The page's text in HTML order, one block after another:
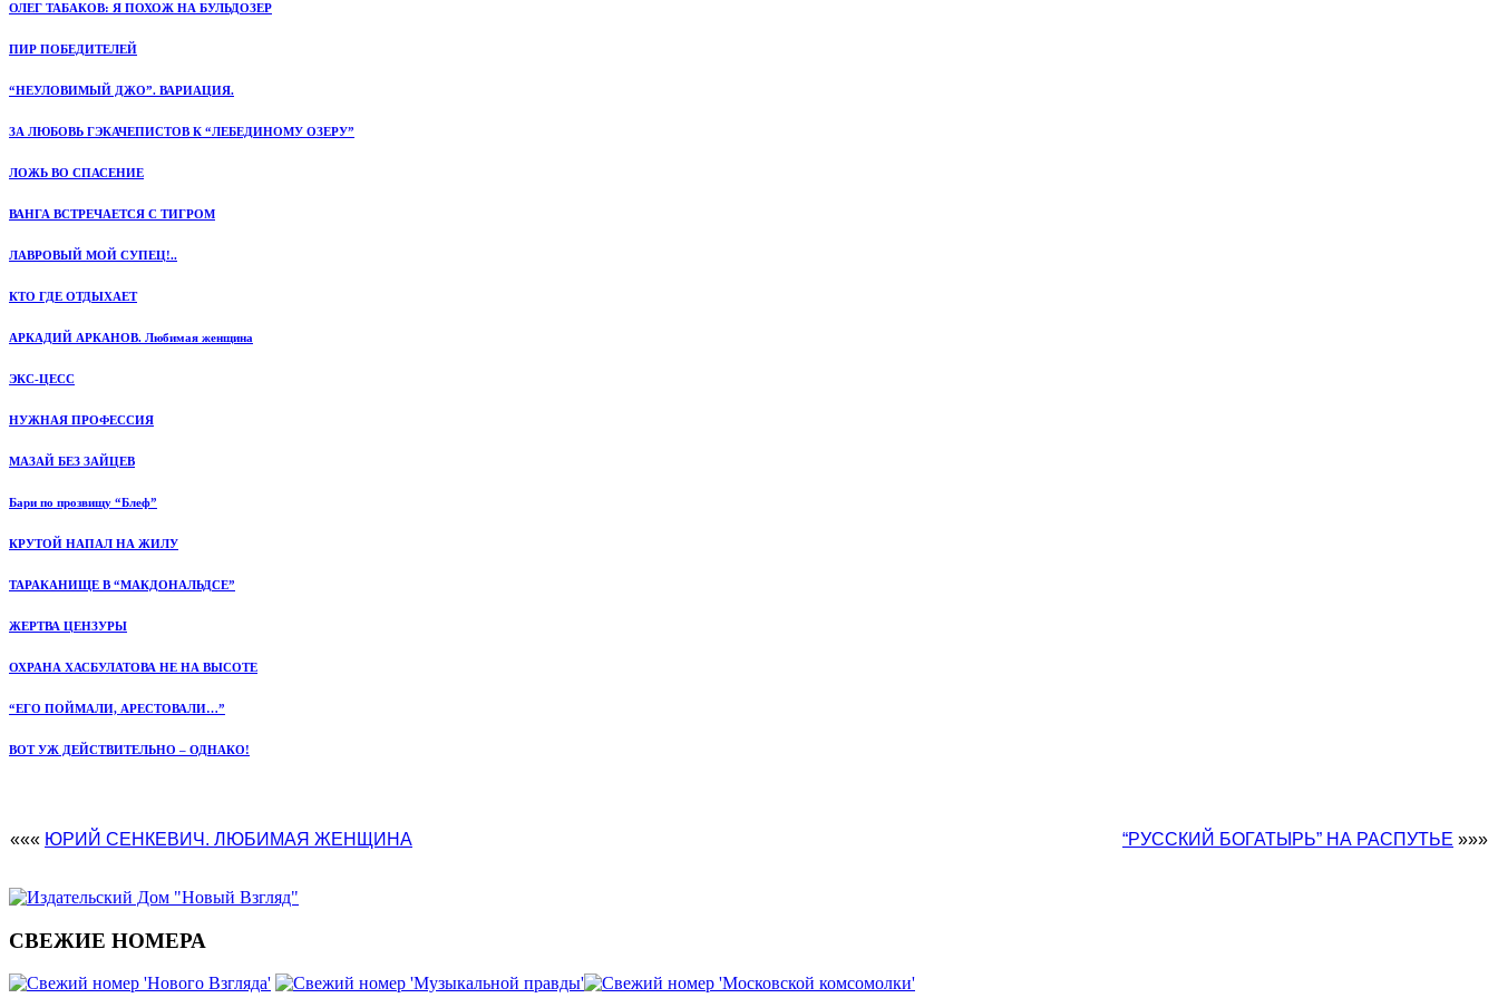
ОЛЕГ ТАБАКОВ: Я ПОХОЖ НА БУЛЬДОЗЕР
ПИР ПОБЕДИТЕЛЕЙ
“НЕУЛОВИМЫЙ ДЖО”. ВАРИАЦИЯ.
ЗА ЛЮБОВЬ ГЭКАЧЕПИСТОВ К “ЛЕБЕДИНОМУ ОЗЕРУ”
ЛОЖЬ ВО СПАСЕНИЕ
ВАНГА ВСТРЕЧАЕТСЯ С ТИГРОМ
ЛАВРОВЫЙ МОЙ СУПЕЦ!..
КТО ГДЕ ОТДЫХАЕТ
АРКАДИЙ АРКАНОВ. Любимая женщина
ЭКС-ЦЕСС
НУЖНАЯ ПРОФЕССИЯ
МАЗАЙ БЕЗ ЗАЙЦЕВ
Бари по прозвищу “Блеф”
КРУТОЙ НАПАЛ НА ЖИЛУ
ТАРАКАНИЩЕ В “МАКДОНАЛЬДСЕ”
ЖЕРТВА ЦЕНЗУРЫ
ОХРАНА ХАСБУЛАТОВА НЕ НА ВЫСОТЕ
“ЕГО ПОЙМАЛИ, АРЕСТОВАЛИ…”
ВОТ УЖ ДЕЙСТВИТЕЛЬНО – ОДНАКО!
««« ЮРИЙ СЕНКЕВИЧ. ЛЮБИМАЯ ЖЕНЩИНА “РУССКИЙ БОГАТЫРЬ” НА РАСПУТЬЕ »»»
СВЕЖИЕ НОМЕРА